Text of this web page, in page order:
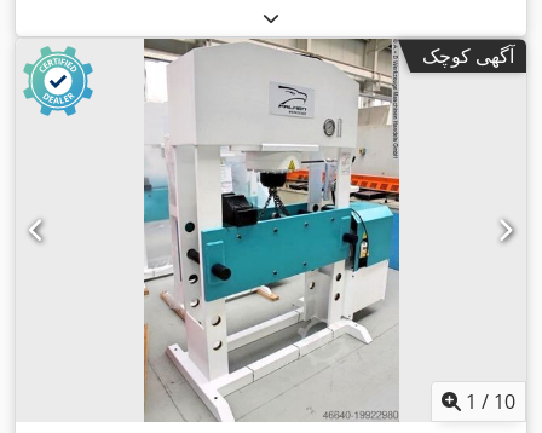
آگهی کوچک
1 / 10